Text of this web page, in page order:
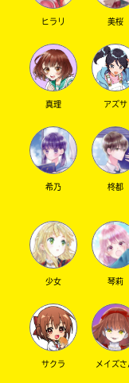
ヒラリ 美桜
真理 アズサ
希乃 柊都
少女 琴莉
サクラ メイズさ